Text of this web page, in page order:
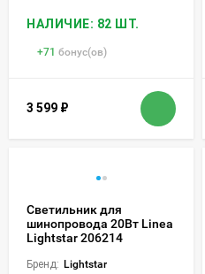
НАЛИЧИЕ: 82 ШТ.
+71 бонус(ов)
3 599 ₽
Светильник для
шинопровода 20Вт Linea
Lightstar 206214
Бренд: Lightstar